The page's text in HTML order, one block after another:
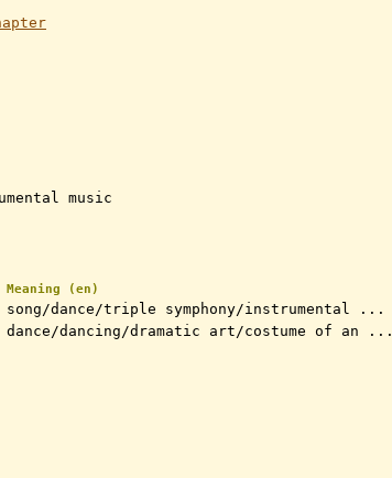
music
Meaning (en)
song/dance/triple symphony/instrumental ...
dance/dancing/dramatic art/costume of an ...